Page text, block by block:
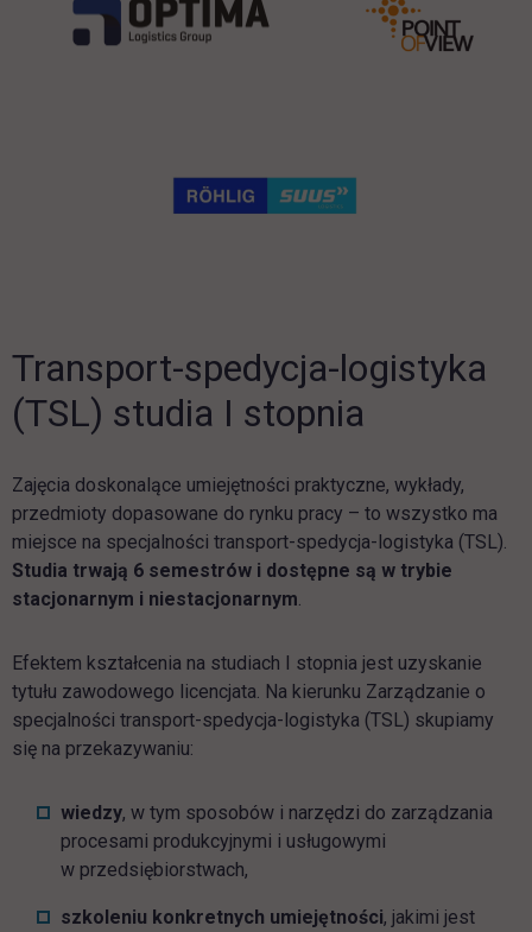
Transport-spedycja-logistyka
(TSL) studia I stopnia
Zajęcia doskonalące umiejętności praktyczne, wykłady,
przedmioty dopasowane do rynku pracy – to wszystko ma
miejsce na specjalności transport-spedycja-logistyka (TSL).
Studia trwają 6 semestrów i dostępne są w trybie
stacjonarnym i niestacjonarnym
Efektem kształcenia na studiach I stopnia jest uzyskanie
tytułu zawodowego licencjata. Na kierunku Zarządzanie o
specjalności transport-spedycja-logistyka (TSL) skupiamy
się na przekazywaniu:
wiedzy, w tym sposobów i narzędzi do zarządzania
procesami produkcyjnymi i usługowymi
w przedsiębiorstwach,
szkoleniu konkretnych umiejętności, jakimi jest